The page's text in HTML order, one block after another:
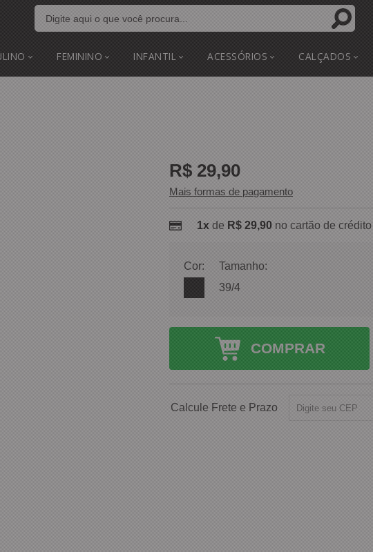
FEMININO INFANTIL ACESSÓRIOS CALÇADOS
R$ 29,90
Mais formas de pagamento
1xdeR$ 29,90 no cartão de crédito
Cor:
Tamanho:
39/4
COMPRAR
Calcule Frete e Prazo